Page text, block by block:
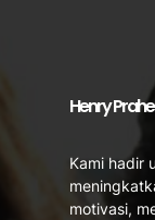
Henry
Kami hadir
motivasi,